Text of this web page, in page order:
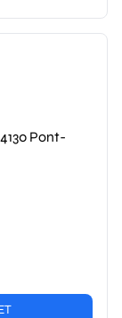
Pont-